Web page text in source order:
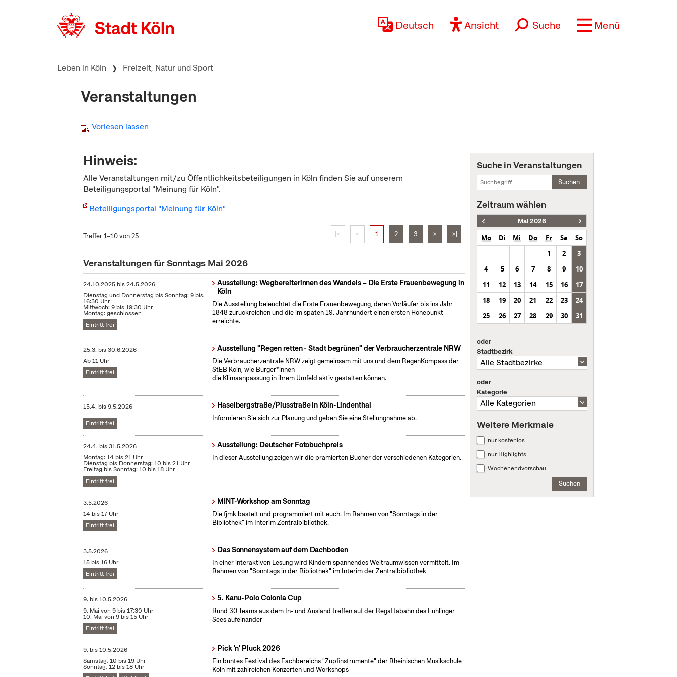
Deutsch Ansicht Suche Menü
Leben in Köln Freizeit, Natur und Sport
Veranstaltungen
Vorlesen lassen
Hinweis:
Alle Veranstaltungen mit/zu Öffentlichkeitsbeteiligungen in Köln finden Sie auf unserem
Beteiligungsportal "Meinung für Köln".
Beteiligungsportal "Meinung für Köln"
Treffer 1–10 von 25 |< < 1 2 3 > >|
Veranstaltungen für Sonntags Mai 2026
24.10.2025 bis24.5.2026
Dienstag und Donnerstag bis Sonntag: 9 bis
16:30 Uhr
Mittwoch: 9 bis 19:30 Uhr
Montag: geschlossen
Eintritt frei
Ausstellung: Wegbereiterinnen des Wandels – Die Erste Frauenbewegung in
Köln
Die Ausstellung beleuchtet die Erste Frauenbewegung, deren Vorläufer bis ins Jahr
1848 zurückreichen und die im späten 19. Jahrhundert einen ersten Höhepunkt
erreichte.
25.3. bis30.6.2026
Ab 11 Uhr
Eintritt frei
Ausstellung "Regen retten - Stadt begrünen" der Verbraucherzentrale NRW
Die Verbraucherzentrale NRW zeigt gemeinsam mit uns und dem RegenKompass der
StEB Köln, wie Bürger*innen
die Klimaanpassung in ihrem Umfeld aktiv gestalten können.
15.4. bis9.5.2026
Eintritt frei
Haselbergstraße/Piusstraße in Köln-Lindenthal
Informieren Sie sich zur Planung und geben Sie eine Stellungnahme ab.
24.4. bis31.5.2026
Montag: 14 bis 21 Uhr
Dienstag bis Donnerstag: 10 bis 21 Uhr
Freitag bis Sonntag: 10 bis 18 Uhr
Eintritt frei
Ausstellung: Deutscher Fotobuchpreis
In dieser Ausstellung zeigen wir die prämierten Bücher der verschiedenen Kategorien.
3.5.2026
14 bis 17 Uhr
Eintritt frei
MINT-Workshop am Sonntag
Die fjmk bastelt und programmiert mit euch. Im Rahmen von "Sonntags in der
Bibliothek" im Interim Zentralbibliothek.
3.5.2026
15 bis 16 Uhr
Eintritt frei
Das Sonnensystem auf dem Dachboden
In einer interaktiven Lesung wird Kindern spannendes Weltraumwissen vermittelt. Im
Rahmen von "Sonntags in der Bibliothek" im Interim der Zentralbibliothek
9. bis10.5.2026
9. Mai von 9 bis 17:30 Uhr
10. Mai von 9 bis 15 Uhr
Eintritt frei
5. Kanu-Polo Colonia Cup
Rund 30 Teams aus dem In- und Ausland treffen auf der Regattabahn des Fühlinger
Sees aufeinander
9. bis10.5.2026
Samstag, 10 bis 19 Uhr
Sonntag, 12 bis 18 Uhr
Pick 'n' Pluck 2026
Ein buntes Festival des Fachbereichs "Zupfinstrumente" der Rheinischen Musikschule
Köln mit zahlreichen Konzerten und Workshops
Suche in Veranstaltungen
Suchen
Zeitraum wählen
Mai 2026
Mo Di Mi Do Fr Sa
So
1
2
3
4
5 6 7 8 9
10
11
12 13 14 15 16
17
18
19 20 21 22 23
24
25
26 27 28 29 30 31
oder
Stadtbezirk
oder
Kategorie
Weitere Merkmale
nur kostenlos
nur Highlights
Wochenendvorschau
Suchen